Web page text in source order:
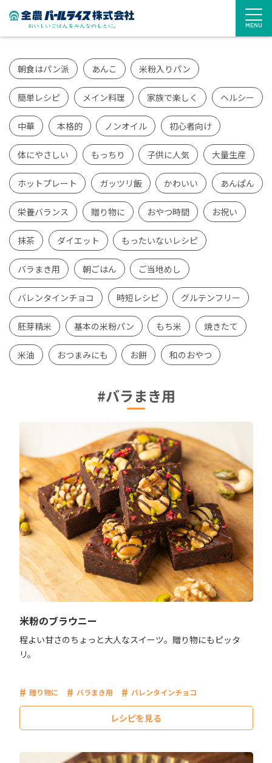
MENU
朝食はパン派 あんこ 米粉入りパン
簡単レシピ メイン料理 家族で楽しく ヘルシー
中華 本格的 ノンオイル 初心者向け
体にやさしい もっちり 子供に人気 大量生産
ホットプレート ガッツリ飯 かわいい あんぱん
栄養バランス 贈り物に おやつ時間 お祝い
抹茶 ダイエット もったいないレシピ
バラまき用 朝ごはん ご当地めし
バレンタインチョコ 時短レシピ グルテンフリー
胚芽精米 基本の米粉パン もち米 焼きたて
米油 おつまみにも お餅 和のおやつ
#バラまき用
米粉のブラウニー
程よい甘さのちょっと大人なスイーツ。贈り物にもピッタ
リ。
贈り物に バラまき用 バレンタインチョコ
レシピを見る